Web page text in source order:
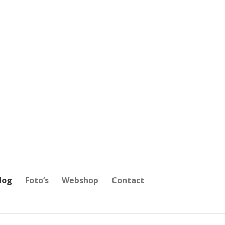
Foto’s Webshop Contact